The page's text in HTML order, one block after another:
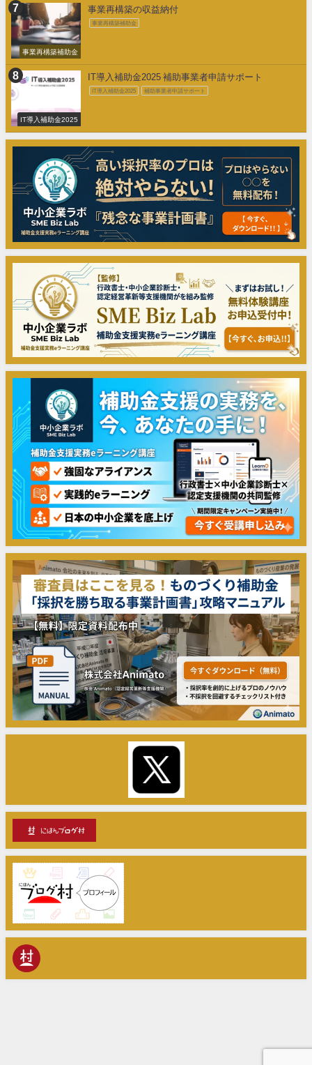
事業再構築補助金
事業再構築の収益納付
事業再構築補助金
IT導入補助金2025
IT導入補助金2025 補助事業者申請サポート
IT導入補助金2025 補助事業者申請サポート